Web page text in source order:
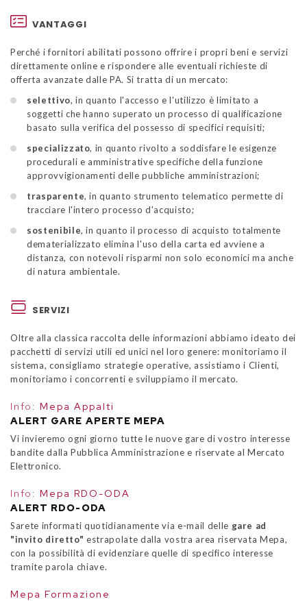
VANTAGGI
Perché i fornitori abilitati possono offrire i propri beni e servizi
direttamente online e rispondere alle eventuali richieste di
offerta avanzate dalle PA. Si tratta di un mercato:
selettivo, in quanto l'accesso e l'utilizzo è limitato a
soggetti che hanno superato un processo di qualificazione
basato sulla verifica del possesso di specifici requisiti;
specializzato, in quanto rivolto a soddisfare le esigenze
procedurali e amministrative specifiche della funzione
approvvigionamenti delle pubbliche amministrazioni;
trasparente, in quanto strumento telematico permette di
tracciare l'intero processo d'acquisto;
sostenibile, in quanto il processo di acquisto totalmente
dematerializzato elimina l'uso della carta ed avviene a
distanza, con notevoli risparmi non solo economici ma anche
di natura ambientale.
SERVIZI
Oltre alla classica raccolta delle informazioni abbiamo ideato dei
pacchetti di servizi utili ed unici nel loro genere: monitoriamo il
sistema, consigliamo strategie operative, assistiamo i Clienti,
monitoriamo i concorrenti e sviluppiamo il mercato.
Info: Mepa Appalti
ALERT GARE APERTE MEPA
Vi invieremo ogni giorno tutte le nuove gare di vostro interesse
bandite dalla Pubblica Amministrazione e riservate al Mercato
Elettronico.
Info: Mepa RDO-ODA
ALERT RDO-ODA
Sarete informati quotidianamente via e-mail delle gare ad
"invito diretto" estrapolate dalla vostra area riservata Mepa,
con la possibilità di evidenziare quelle di specifico interesse
tramite parola chiave.
Mepa Formazione